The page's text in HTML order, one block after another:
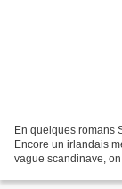
En quelques romans
Encore un irlandais
vague scandinave,